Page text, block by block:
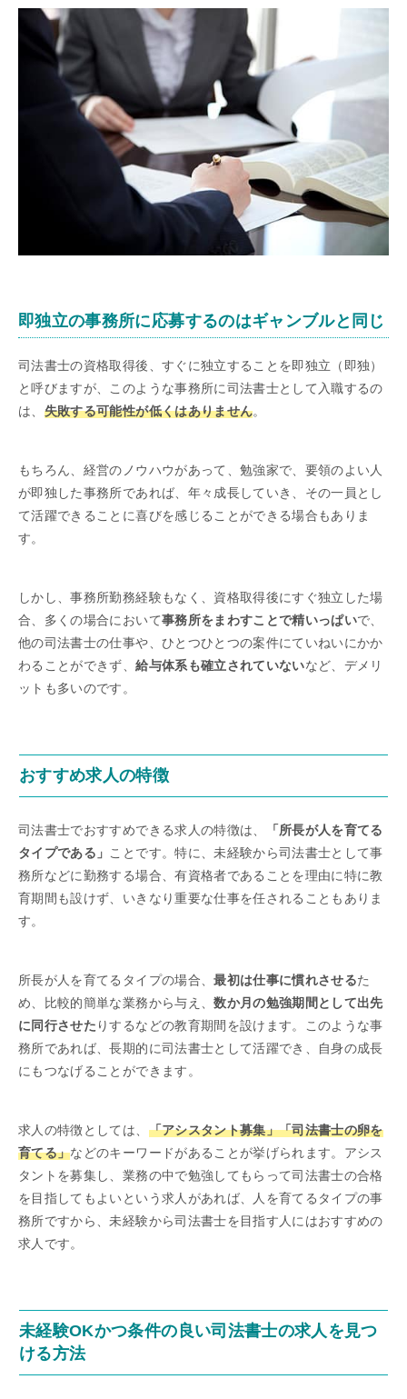
即独立の事務所に応募するのはギャンブルと同じ
司法書士の資格取得後、すぐに独立することを即独立（即独）
と呼びますが、このような事務所に司法書士として入職するの
は、 失敗する可能性が低くはありません。
もちろん、経営のノウハウがあって、勉強家で、要領のよい人
が即独した事務所であれば、年々成長していき、その一員とし
て活躍できることに喜びを感じることができる場合もありま
す。
しかし、事務所勤務経験もなく、資格取得後にすぐ独立した場
合、多くの場合において事務所をまわすことで精いっぱいで、
他の司法書士の仕事や、ひとつひとつの案件にていねいにかか
わることができず、給与体系も確立されていないなど、デメリ
ットも多いのです。
おすすめ求人の特徴
司法書士でおすすめできる求人の特徴は、
「所長が人を育てる
タイプである」 ことです。特に、未経験から司法書士として事
務所などに勤務する場合、有資格者であることを理由に特に教
育期間も設けず、いきなり重要な仕事を任されることもありま
す。
所長が人を育てるタイプの場合、最初は仕事に慣れさせるた
め、比較的簡単な業務から与え、数か月の勉強期間として出先
に同行させた りするなどの教育期間を設けます。このような事
務所であれば、長期的に司法書士として活躍でき、自身の成長
にもつなげることができます。
求人の特徴としては、 「アシスタント募集」「司法書士の卵を
育てる」などのキーワードがあることが挙げられます。アシス
タントを募集し、業務の中で勉強してもらって司法書士の合格
を目指してもよいという求人があれば、人を育てるタイプの事
務所ですから、未経験から司法書士を目指す人にはおすすめの
求人です。
未経験OKかつ条件の良い司法書士の求人を見つ
ける方法